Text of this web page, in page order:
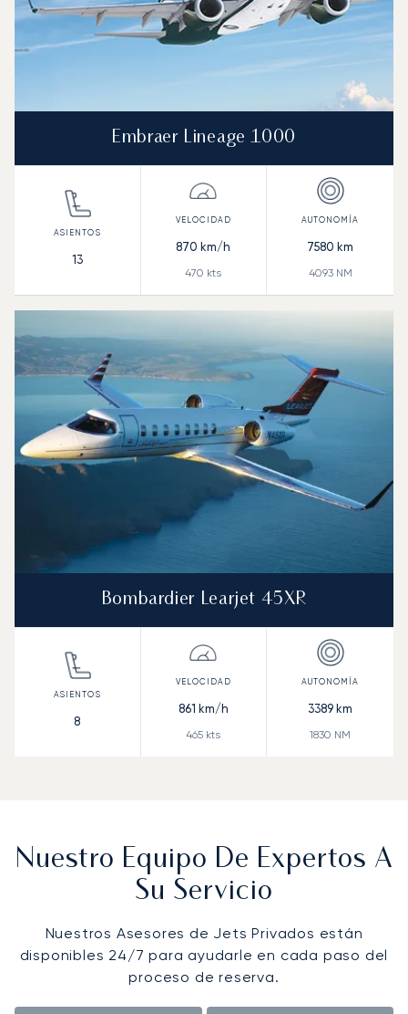
Embraer Lineage 1000
13
870 km/h
470 kts
7580 km
4093NM
Bombardier Learjet 45XR
8
861 km/h
465 kts
3389 km
1830 NM
Nuestro Equipo De Expertos A
Su Servicio
Nuestros Asesores de Jets Privados están
disponibles 24/7 para ayudarle en cada paso del
proceso de reserva.